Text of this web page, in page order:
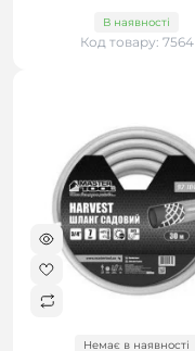
В наявності
Код товару: 7564
Немає в наявності